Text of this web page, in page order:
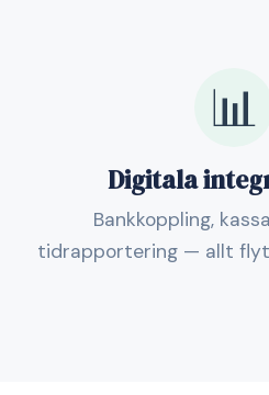
📊
Digitala
Bankkoppling,
tidrapportering — allt